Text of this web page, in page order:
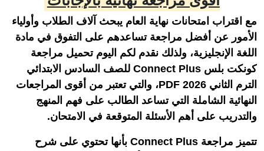
مع اقتراب امتحانات نهاية العام يبحث آلاف الطلاب وأولياء
الأمور عن أفضل مراجعة تساعدهم على التفوق في مادة
اللغة الإنجليزية، ولذلك نقدم لكم اليوم تحميل مراجعة
كونكت بلس Connect Plus للصف السادس الابتدائي
الترم الثاني 2026 PDF، والتي تعتبر من أقوى المراجعات
النهائية الشاملة التي تساعد الطالب على فهم المنهج
والتدريب على أهم الأسئلة المتوقعة في الامتحان.
تتميز مراجعة Connect Plus بأنها تحتوي على شرح